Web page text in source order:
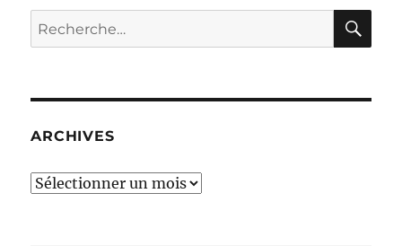
Recherche
pour :
ARCHIVES
ARCHIVES